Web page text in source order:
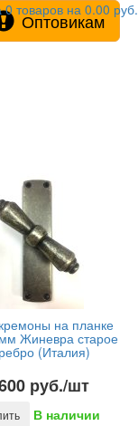
0 товаров на 0.00 руб.
Оптовикам
на планке
Жиневра старое
(Италия)
руб./шт
В наличии